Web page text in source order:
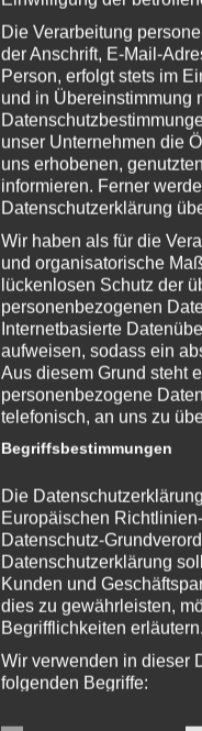
Die Verarbeitung
der Anschrift, E-Mail-
Person, erfolgt stets im
und in Übereinstimmung
unser Unternehmen die
uns erhobenen,
informieren. Ferner
Datenschutzerklärung
Wir haben als für die
und organisatorische
lückenlosen Schutz der
personenbezogenen
Internetbasierte
aufweisen, sodass ein
Aus diesem Grund steht
personenbezogene
telefonisch, an uns zu
Begriffsbestimmungen
Die
Europäischen
Datenschutz-
Datenschutzerklärung
Kunden und
dies zu gewährleisten,
Begrifflichkeiten erläutern.
Wir verwenden in dieser
folgenden Begriffe: